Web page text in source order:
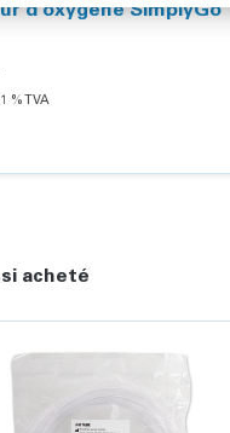
d'oxygène SimplyGo
% TVA
acheté